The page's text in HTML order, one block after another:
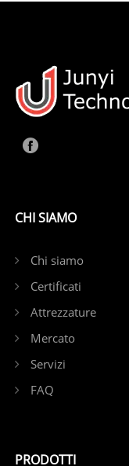
CHI SIAMO
Chi siamo
Certificati
Attrezzature
Mercato
Servizi
FAQ
PRODOTTI